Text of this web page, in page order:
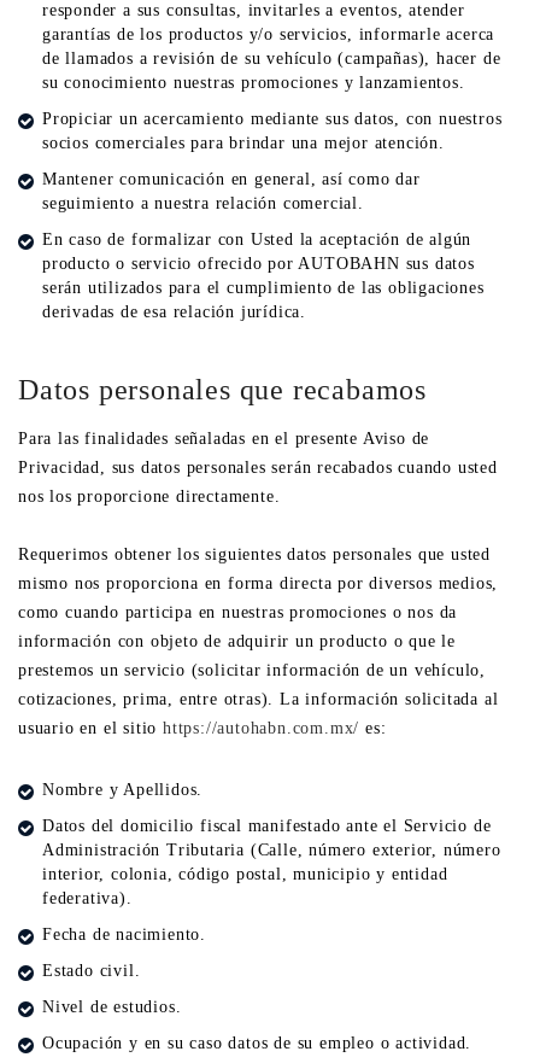
responder a sus consultas, invitarles a eventos, atender
garantías de los productos y/o servicios, informarle acerca
de llamados a revisión de su vehículo (campañas), hacer de
su conocimiento nuestras promociones y lanzamientos.
Propiciar un acercamiento mediante sus datos, con nuestros
socios comerciales para brindar una mejor atención.
Mantener comunicación en general, así como dar
seguimiento a nuestra relación comercial.
En caso de formalizar con Usted la aceptación de algún
producto o servicio ofrecido por AUTOBAHN sus datos
serán utilizados para el cumplimiento de las obligaciones
derivadas de esa relación jurídica.
Datos personales que recabamos
Para las finalidades señaladas en el presente Aviso de
Privacidad, sus datos personales serán recabados cuando usted
nos los proporcione directamente.
Requerimos obtener los siguientes datos personales que usted
mismo nos proporciona en forma directa por diversos medios,
como cuando participa en nuestras promociones o nos da
información con objeto de adquirir un producto o que le
prestemos un servicio (solicitar información de un vehículo,
cotizaciones, prima, entre otras). La información solicitada al
usuario en el sitiohttps://autohabn.com.mx/es:
Nombre y Apellidos.
Datos del domicilio fiscal manifestado ante el Servicio de
Administración Tributaria (Calle, número exterior, número
interior, colonia, código postal, municipio y entidad
federativa).
Fecha de nacimiento.
Estado civil.
Nivel de estudios.
Ocupación y en su caso datos de su empleo o actividad.